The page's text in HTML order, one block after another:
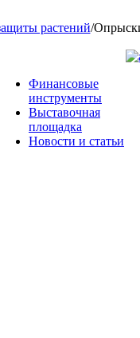
растений/
Финансовые
инструменты
Выставочная
площадка
Новости и статьи